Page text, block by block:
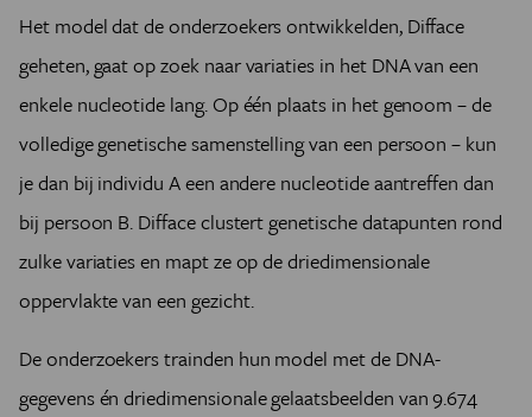
Het model dat de onderzoekers ontwikkelden, Difface
geheten, gaat op zoek naar variaties in het DNA van een
enkele nucleotide lang. Op één plaats in het genoom – de
volledige genetische samenstelling van een persoon – kun
je dan bij individu A een andere nucleotide aantreffen dan
bij persoon B. Difface clustert genetische datapunten rond
zulke variaties en mapt ze op de driedimensionale
oppervlakte van een gezicht.
De onderzoekers trainden hun model met de DNA-
gegevens én driedimensionale gelaatsbeelden van 9.674